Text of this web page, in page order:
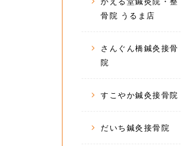
骨院 うるま店
さんぐん橋鍼灸接骨
院
すこやか鍼灸接骨院
だいち鍼灸接骨院